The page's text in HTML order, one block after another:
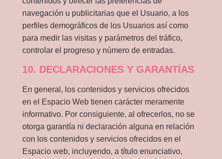
navegación u publicitarias que el Usuario, a los
perfiles demográficos de los Usuarios así como
para medir las visitas y parámetros del tráfico,
controlar el progreso y número de entradas.
10. DECLARACIONES Y GARANTÍAS
En general, los contenidos y servicios ofrecidos
en el Espacio Web tienen carácter meramente
informativo. Por consiguiente, al ofrecerlos, no se
otorga garantía ni declaración alguna en relación
con los contenidos y servicios ofrecidos en el
Espacio web, incluyendo, a título enunciativo,